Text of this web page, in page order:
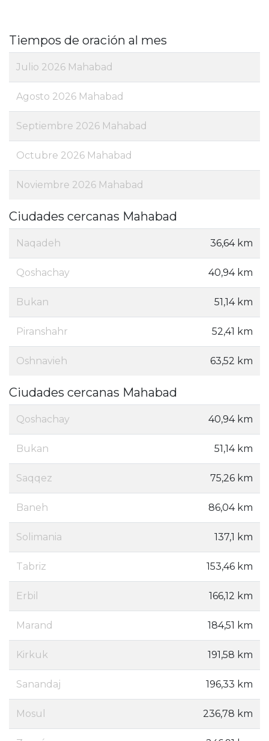
Tiempos de oración al mes
Julio 2026 Mahabad
Agosto 2026 Mahabad
Septiembre 2026 Mahabad
Octubre 2026 Mahabad
Noviembre 2026 Mahabad
Ciudades cercanas Mahabad
Naqadeh 36,64 km
Qoshachay 40,94 km
Bukan 51,14 km
Piranshahr 52,41 km
Oshnavieh 63,52 km
Ciudades cercanas Mahabad
Qoshachay 40,94 km
Bukan 51,14 km
Saqqez 75,26 km
Baneh 86,04 km
Solimania 137,1 km
Tabriz 153,46 km
Erbil 166,12 km
Marand 184,51 km
Kirkuk 191,58 km
Sanandaj 196,33 km
Mosul 236,78 km